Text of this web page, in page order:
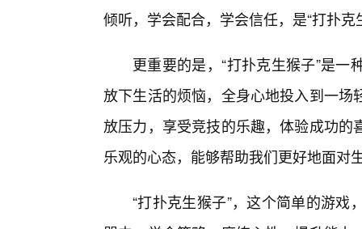
倾听，学会配合，学会信任，是“打扑
更重要的是，“打扑克生猴子”是
放下生活的烦恼，全身心地投入到一
放压力，享受竞技的乐趣，体验成功
乐观的心态，能够帮助我们更好地面对
“打扑克生猴子”，这个简单的游